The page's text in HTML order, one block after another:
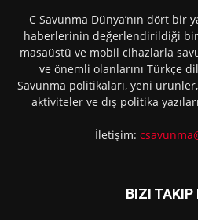
C Savunma Dünya’nın dört bir
haberlerinin değerlendirildiği
masaüstü ve mobil cihazlarla
ve önemli olanlarını Türkçe
Savunma politikaları, yeni
aktiviteler ve dış politika
İletişim:
BIZI TAKIP